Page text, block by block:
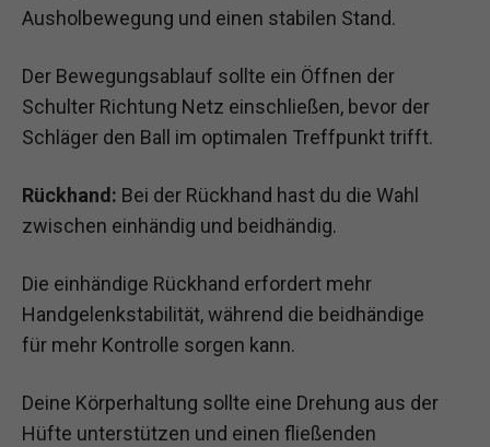
Ausholbewegung und einen stabilen Stand.
Der Bewegungsablauf sollte ein Öffnen der
Schulter Richtung Netz einschließen, bevor der
Schläger den Ball im optimalen Treffpunkt trifft.
Rückhand: Bei der Rückhand hast du die Wahl
zwischen einhändig und beidhändig.
Die einhändige Rückhand erfordert mehr
Handgelenkstabilität, während die beidhändige
für mehr Kontrolle sorgen kann.
Deine Körperhaltung sollte eine Drehung aus der
Hüfte unterstützen und einen fließenden